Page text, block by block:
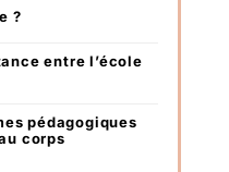
?
entre l’école
pédagogiques
corps